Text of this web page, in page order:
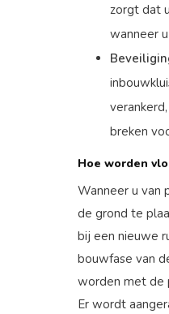
zorgt dat
wanneer
breken
Hoe worden
Wanneer u van
de grond te
bij een nieuwe
bouwfase van
worden met de
Er wordt